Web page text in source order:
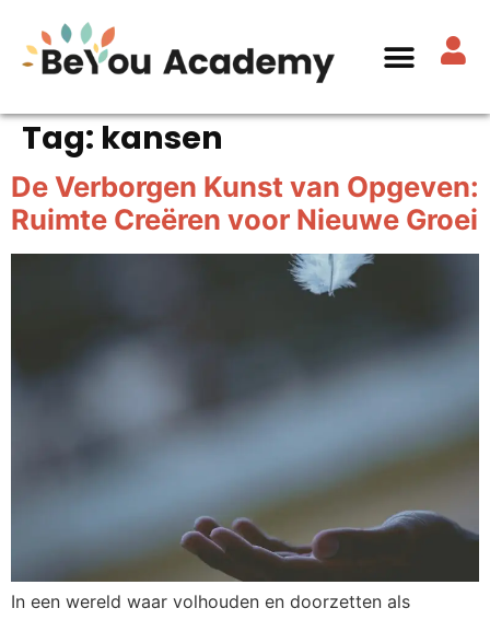
Tag: kansen
De Verborgen Kunst van Opgeven:
Ruimte Creëren voor Nieuwe Groei
In een wereld waar volhouden en doorzetten als